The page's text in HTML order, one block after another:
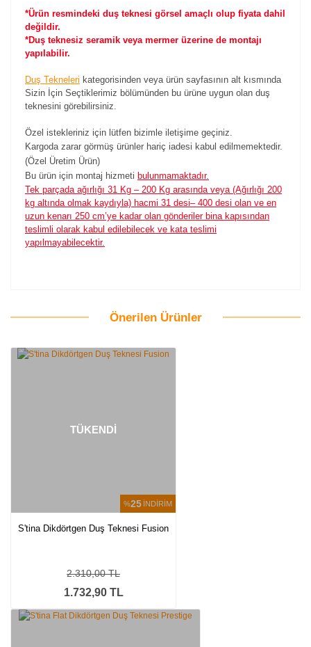
*Ürün resmindeki duş teknesi görsel amaçlı olup fiyata dahil
değildir.
*Duş teknesiz seramik veya mermer üzerine de montajı
yapılabilir.
Duş Tekneleri kategorisinden veya ürün sayfasının alt kısmında
Sizin İçin Seçtiklerimiz bölümünden bu ürüne uygun olan duş
teknesini görebilirsiniz.
Özel istekleriniz için lütfen bizimle iletişime geçiniz.
Kargoda zarar görmüş ürünler hariç iadesi kabul edilmemektedir.
(Özel Üretim Ürün)
Bu ürün için montaj hizmeti bulunmamaktadır.
Tek parçada ağırlığı 31 Kg – 200 Kg arasında veya (Ağırlığı 200
kg altında olmak kaydıyla) hacmi 31 desi– 400 desi olan ve en
uzun kenarı 250 cm’ye kadar olan gönderiler bina kapısından
teslimli olarak kabul edilebilecek ve kata teslimi
yapılmayabilecektir.
Önerilen Ürünler
%25 İNDİRİM
TÜKENDİ
S'tina Dikdörtgen Duş Teknesi Fusion
1.732,90 TL
2.310,00 TL